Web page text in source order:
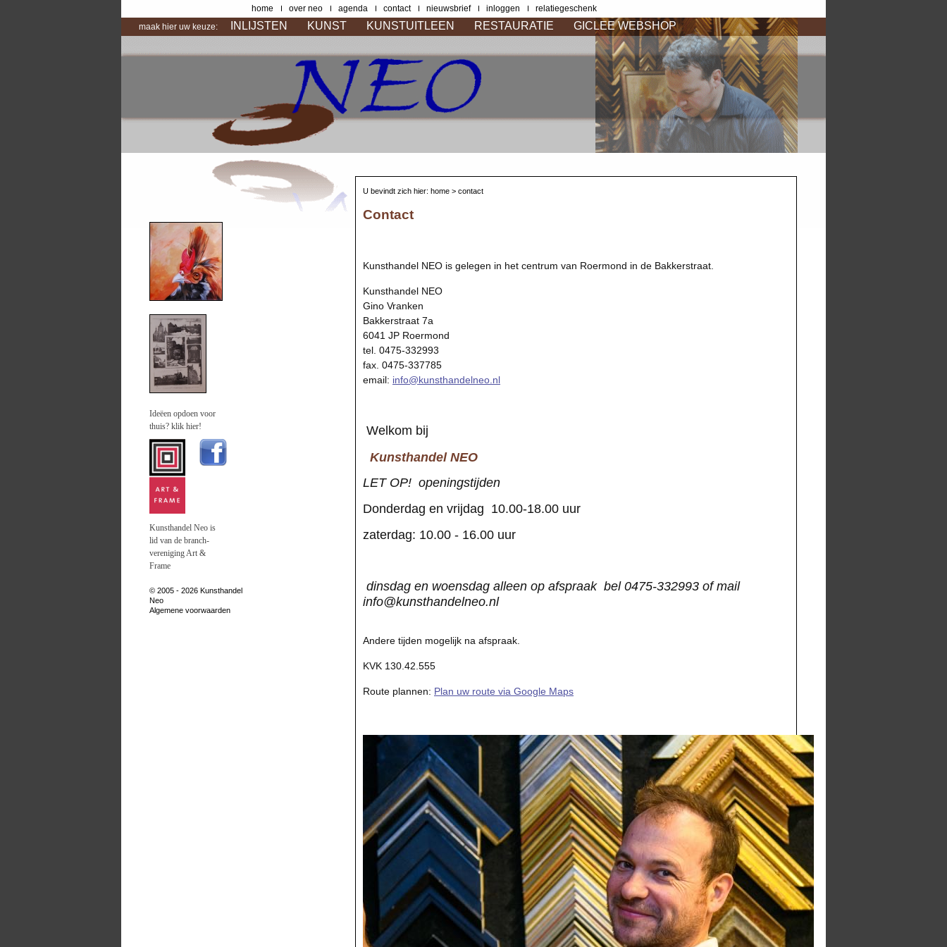
home over neo agenda contact nieuwsbrief inloggen
relatiegeschenk
maak hier uw keuze:
INLIJSTEN KUNST KUNSTUITLEEN RESTAURATIE GICLEE WEBSHOP
Ideëen opdoen voor
thuis? klik hier!
Kunsthandel Neo is
lid van de branch-
vereniging Art &
Frame
© 2005 - 2026 Kunsthandel
Neo
Algemene voorwaarden
U bevindt zich hier: home > contact
Contact
Kunsthandel NEO is gelegen in het centrum van Roermond in de Bakkerstraat.
Kunsthandel NEO
Gino Vranken
Bakkerstraat 7a
6041 JP Roermond
tel. 0475-332993
fax. 0475-337785
email: info@kunsthandelneo.nl
Welkom bij
Kunsthandel NEO
LET OP! openingstijden
Donderdag en vrijdag 10.00-18.00 uur
zaterdag: 10.00 - 16.00 uur
dinsdag en woensdag alleen op afspraak bel 0475-332993 of mail
info@kunsthandelneo.nl
Andere tijden mogelijk na afspraak.
KVK 130.42.555
Route plannen: Plan uw route via Google Maps